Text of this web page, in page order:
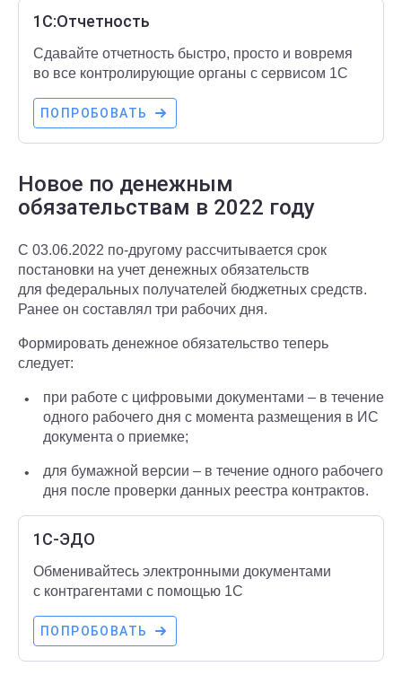
1С:Отчетность
Сдавайте отчетность быстро, просто и вовремя
во все контролирующие органы с сервисом 1С
ПОПРОБОВАТЬ
Новое по денежным
обязательствам в 2022 году
С 03.06.2022 по-другому рассчитывается срок
постановки на учет денежных обязательств
для федеральных получателей бюджетных средств.
Ранее он составлял три рабочих дня.
Формировать денежное обязательство теперь
следует:
при работе с цифровыми документами – в течение
одного рабочего дня с момента размещения в ИС
документа о приемке;
для бумажной версии – в течение одного рабочего
дня после проверки данных реестра контрактов.
1С-ЭДО
Обменивайтесь электронными документами
с контрагентами с помощью 1С
ПОПРОБОВАТЬ